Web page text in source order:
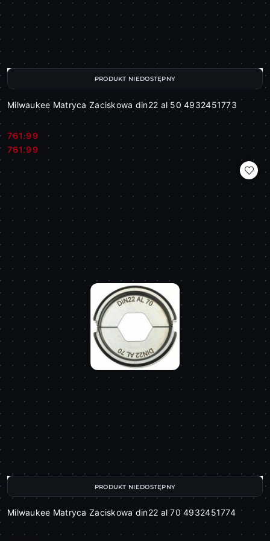
Milwaukee Matryca Zaciskowa din22 al 50 4932451773
Cena:
761.99
Cena:
761.99
PRODUKT NIEDOSTĘPNY
Milwaukee Matryca Zaciskowa din22 al 70 4932451774
PRODUKT NIEDOSTĘPNY